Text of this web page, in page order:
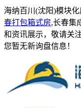
海纳百川(沈阳)模块
春打包箱式房,长春集
和资讯展示，敬请关注
您暂无新询盘信息！